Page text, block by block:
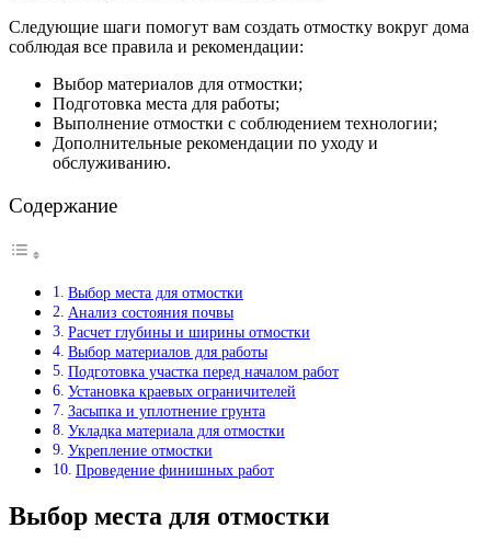
Следующие шаги помогут вам создать отмостку вокруг дома
соблюдая все правила и рекомендации:
Выбор материалов для отмостки;
Подготовка места для работы;
Выполнение отмостки с соблюдением технологии;
Дополнительные рекомендации по уходу и
обслуживанию.
Содержание
Выбор места для отмостки
Анализ состояния почвы
Расчет глубины и ширины отмостки
Выбор материалов для работы
Подготовка участка перед началом работ
Установка краевых ограничителей
Засыпка и уплотнение грунта
Укладка материала для отмостки
Укрепление отмостки
Проведение финишных работ
Выбор места для отмостки